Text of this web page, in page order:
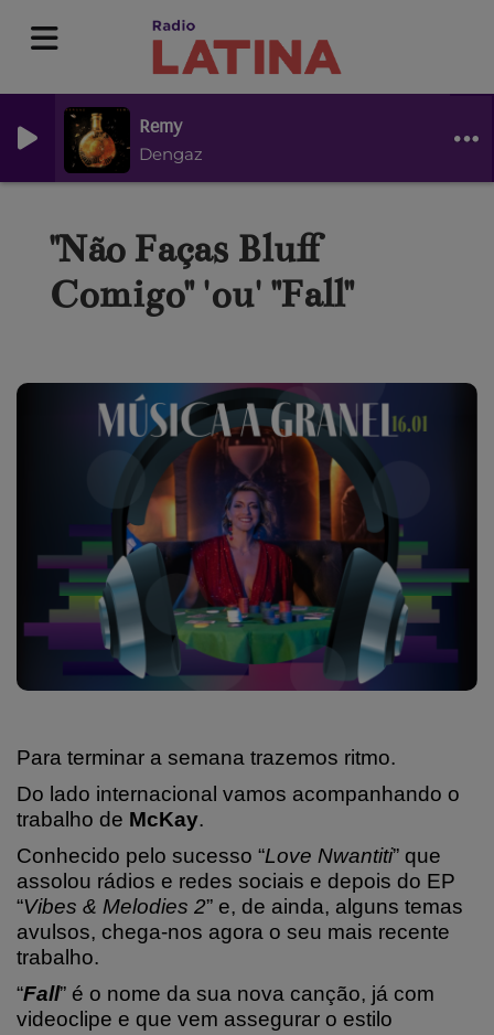
Remy
Dengaz
"Não Faças Bluff
Comigo" 'ou' "Fall"
Para terminar a semana trazemos ritmo.
Do lado internacional vamos acompanhando o
trabalho de McKay.
Conhecido pelo sucesso “Love Nwantiti” que
assolou rádios e redes sociais e depois do EP
“Vibes & Melodies 2” e, de ainda, alguns temas
avulsos, chega-nos agora o seu mais recente
trabalho.
“Fall” é o nome da sua nova canção, já com
videoclipe e que vem assegurar o estilo